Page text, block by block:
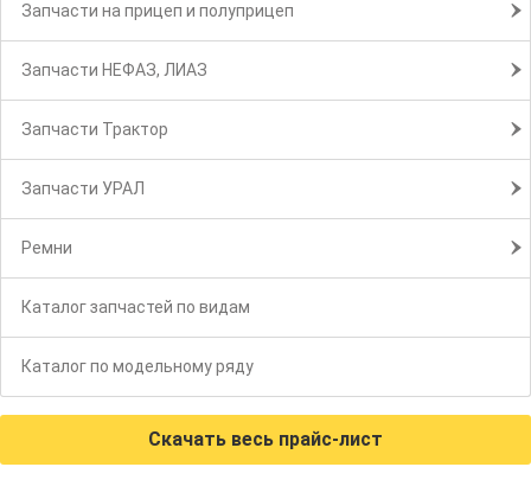
Запчасти на прицеп и полуприцеп
Запчасти НЕФАЗ, ЛИАЗ
Запчасти Трактор
Запчасти УРАЛ
Ремни
Каталог запчастей по видам
Каталог по модельному ряду
Скачать весь прайс-лист